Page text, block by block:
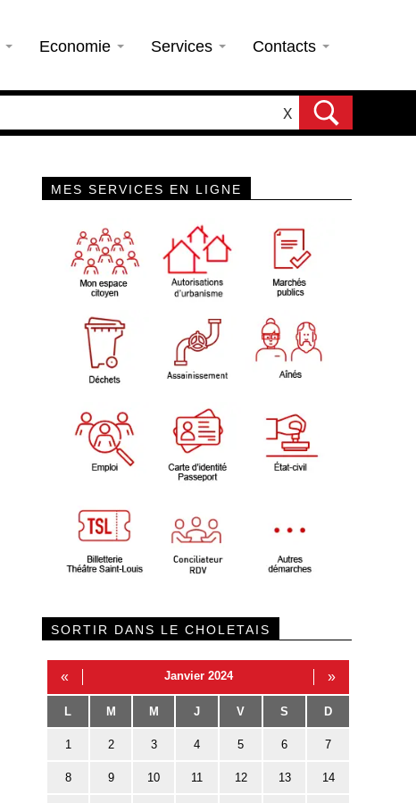
Economie Services Contacts
X
MES SERVICES EN LIGNE
SORTIR DANS LE CHOLETAIS
« Janvier 2024 »
L M M J V S D
1 2 3 4 5 6 7
8 9 10 11 12 13 14